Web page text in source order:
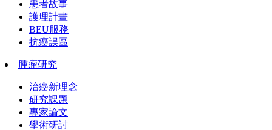
患者故事
護理計畫
BEU服務
抗癌誤區
腫瘤研究
治癌新理念
研究課題
專家論文
學術研討